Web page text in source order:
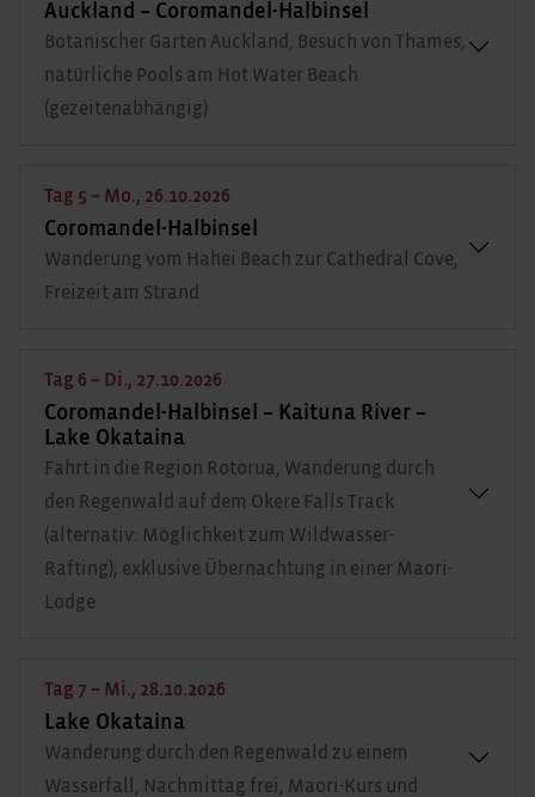
Auckland – Coromandel-Halbinsel
Botanischer Garten Auckland, Besuch von Thames,
natürliche Pools am Hot Water Beach
(gezeitenabhängig)
Tag 5 – Mo., 26.10.2026
Coromandel-Halbinsel
Wanderung vom Hahei Beach zur Cathedral Cove,
Freizeit am Strand
Tag 6 – Di., 27.10.2026
Coromandel-Halbinsel – Kaituna River –
Lake Okataina
Fahrt in die Region Rotorua, Wanderung durch
den Regenwald auf dem Okere Falls Track
(alternativ: Möglichkeit zum Wildwasser-
Rafting), exklusive Übernachtung in einer Maori-
Lodge
Tag 7 – Mi., 28.10.2026
Lake Okataina
Wanderung durch den Regenwald zu einem
Wasserfall, Nachmittag frei, Maori-Kurs und